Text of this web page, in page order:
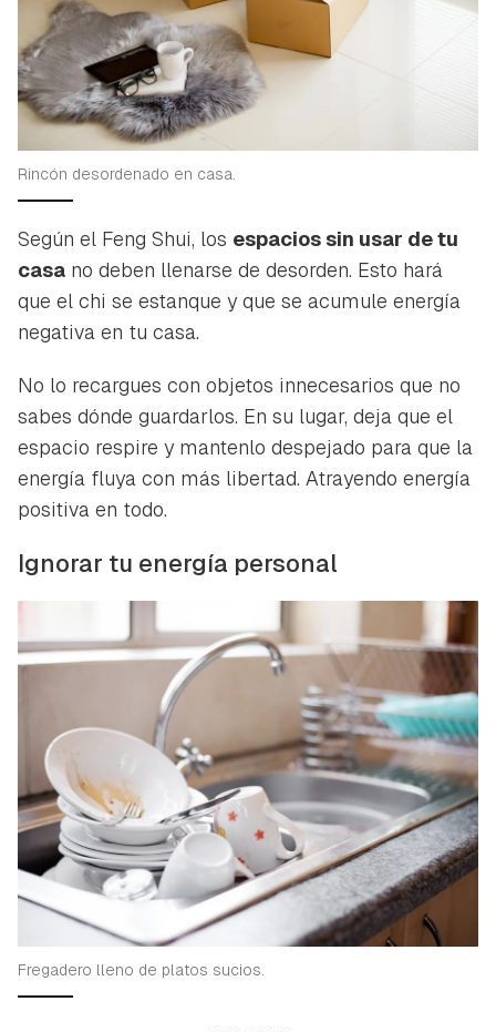
Rincón desordenado en casa.
Según el Feng Shui, los espacios sin usar de tu
casa no deben llenarse de desorden. Esto hará
que el chi se estanque y que se acumule energía
negativa en tu casa.
No lo recargues con objetos innecesarios que no
sabes dónde guardarlos. En su lugar, deja que el
espacio respire y mantenlo despejado para que la
energía fluya con más libertad. Atrayendo energía
positiva en todo.
Ignorar tu energía personal
Fregadero lleno de platos sucios.